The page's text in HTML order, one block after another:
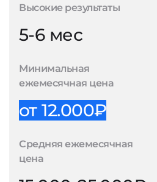
Высокие результаты
5-6 мес
Минимальная
ежемесячная цена
от 12.000₽
Средняя ежемесячная
цена